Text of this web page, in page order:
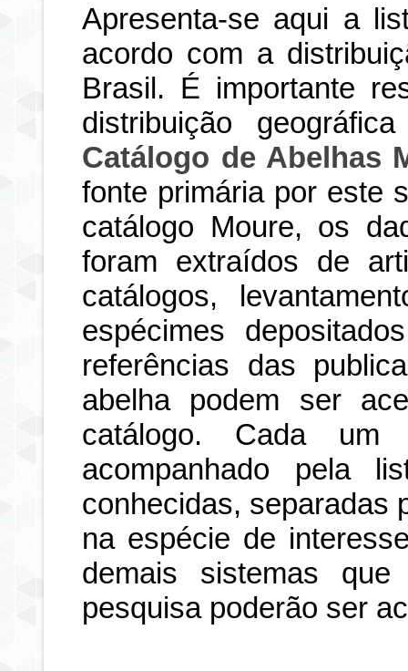
Apresenta-se aqui a
acordo com a
Brasil. É importante
distribuição
Catálogo de Abelhas
fonte primária por este
catálogo Moure, os
foram extraídos de
catálogos,
espécimes
referências das
abelha podem ser
catálogo. Cada
acompanhado pela
conhecidas, separadas
na espécie de
demais sistemas
pesquisa poderão ser